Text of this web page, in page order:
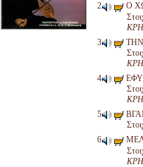
Ο
ΤΗΝ